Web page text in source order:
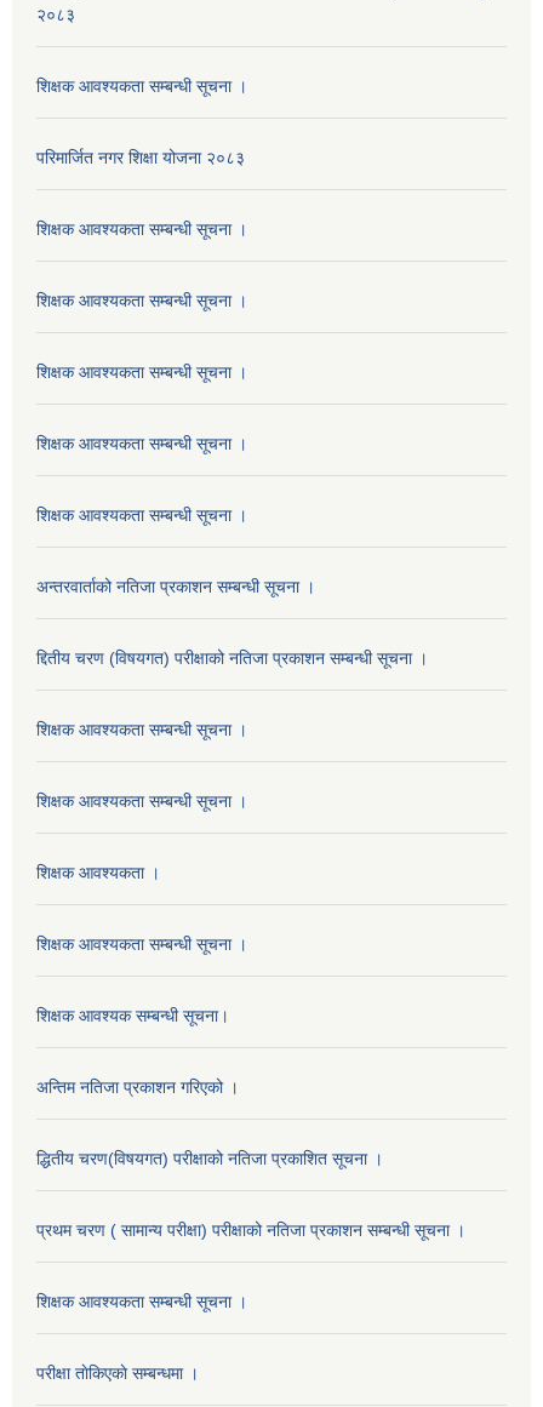
२०८३
शिक्षक आवश्यकता सम्बन्धी सूचना ।
परिमार्जित नगर शिक्षा योजना २०८३
शिक्षक आवश्यकता सम्बन्धी सूचना ।
शिक्षक आवश्यकता सम्बन्धी सूचना ।
शिक्षक आवश्यकता सम्बन्धी सूचना ।
शिक्षक आवश्यकता सम्बन्धी सूचना ।
शिक्षक आवश्यकता सम्बन्धी सूचना ।
अन्तरवार्ताको नतिजा प्रकाशन सम्बन्धी सूचना ।
द्दितीय चरण (विषयगत) परीक्षाको नतिजा प्रकाशन सम्बन्धी सूचना ।
शिक्षक आवश्यकता सम्बन्धी सूचना ।
शिक्षक आवश्यकता सम्बन्धी सूचना ।
शिक्षक आवश्यकता ।
शिक्षक आवश्यकता सम्बन्धी सूचना ।
शिक्षक आवश्यक सम्बन्धी सूचना।
अन्तिम नतिजा प्रकाशन गरिएको ।
द्धितीय चरण(विषयगत) परीक्षाको नतिजा प्रकाशित सूचना ।
प्रथम चरण ( सामान्य परीक्षा) परीक्षाको नतिजा प्रकाशन सम्बन्धी सूचना ।
शिक्षक आवश्यकता सम्बन्धी सूचना ।
परीक्षा ताेकिएकाे सम्बन्धमा ।